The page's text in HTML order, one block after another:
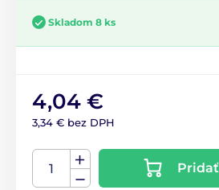
Skladom 8 ks
4,04 €
3,34 € bez DPH